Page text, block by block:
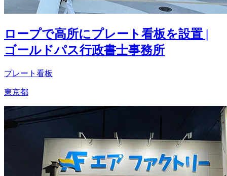
ロープで高所にプレート看板を設置 |
ゴールドパス行政書士事務所
プレート看板
東京都